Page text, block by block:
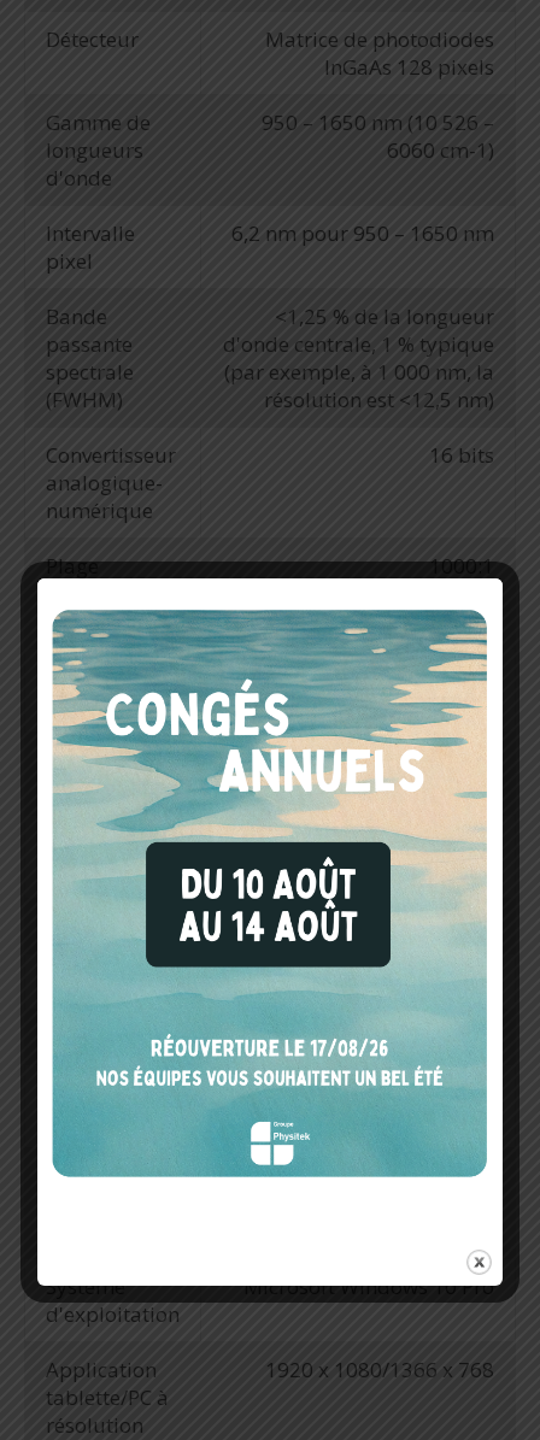
Détecteur
Matrice de photodiodes
InGaAs 128 pixels
Gamme de
longueurs
d'onde
950 – 1650 nm (10 526 –
6060 cm-1)
Intervalle
pixel
6,2 nm pour 950 – 1650 nm
Bande
passante
spectrale
(FWHM)
<1,25 % de la longueur
d'onde centrale, 1 % typique
(par exemple, à 1 000 nm, la
résolution est <12,5 nm)
Convertisseur
analogique-
numérique
16 bits
Plage
(Max)
1000:1
Temps de
mesure
0,25 – 0,5 s
Rapport
signal/bruit
25 000
Temps
d'intégration
10 ms typique, minimum 10
µs
Bluetooth, USB
Dimensions
194 x 47 mm
Poids
Batterie
Li-ion rechargeable, non
amovible (autonomie 10h)
Formats de
CAMO .unsb, Grammes .spc,
Système
d'exploitation
Microsoft Windows 10 Pro
Application
tablette/PC à
résolution
1920 x 1080/1366 x 768